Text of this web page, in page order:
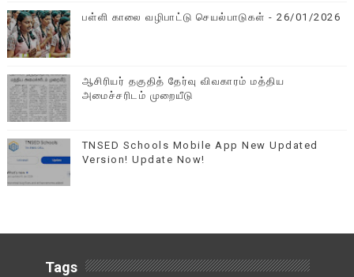
பள்ளி காலை வழிபாட்டு செயல்பாடுகள் - 26/01/2026
ஆசிரியர் தகுதித் தேர்வு விவகாரம் மத்திய
அமைச்சரிடம் முறையீடு
TNSED Schools Mobile App New Updated
Version! Update Now!
Tags